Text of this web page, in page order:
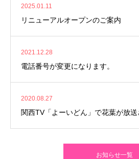
2025.01.11
リニューアルオープンのご案内
2021.12.28
電話番号が変更になります。
2020.08.27
関西TV「よーいどん」で花葉が放
お知らせ一覧